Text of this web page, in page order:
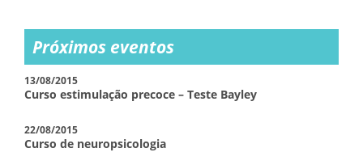
Próximos eventos
13/08/2015
Curso estimulação precoce – Teste Bayley
22/08/2015
Curso de neuropsicologia